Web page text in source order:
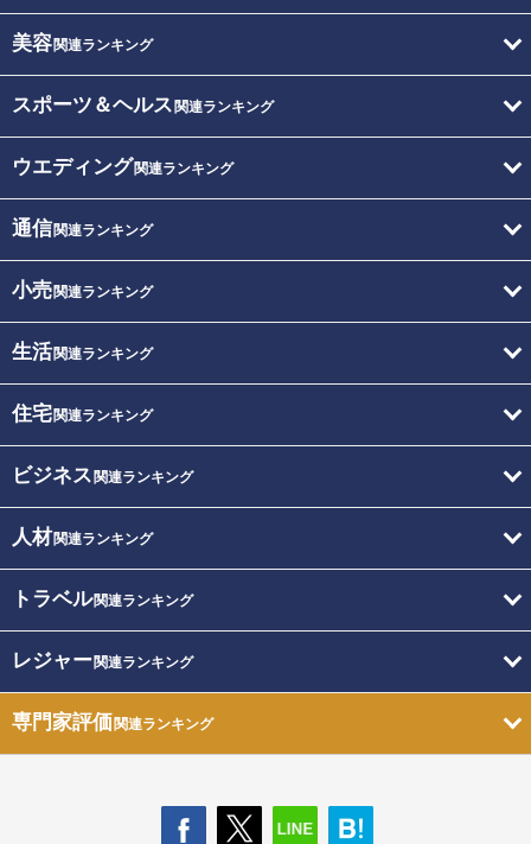
美容関連ランキング
スポーツ＆ヘルス 関連ランキング
ウエディング関連ランキング
通信関連ランキング
小売関連ランキング
生活関連ランキング
住宅関連ランキング
ビジネス 関連ランキング
人材関連ランキング
トラベル関連ランキング
レジャー関連ランキング
専門家評価関連ランキング